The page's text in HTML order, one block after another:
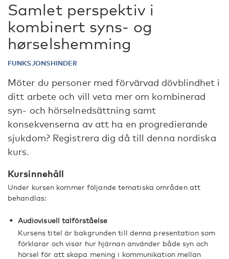
Samlet perspektiv i
kombinert syns- og
hørselshemming
FUNKSJONSHINDER
Möter du personer med förvärvad dövblindhet i
ditt arbete och vill veta mer om kombinerad
syn- och hörselnedsättning samt
konsekvenserna av att ha en progredierande
sjukdom? Registrera dig då till denna nordiska
kurs.
Kursinnehåll
Under kursen kommer följande tematiska områden att
behandlas:
Audiovisuell talförståelse
Kursens titel är bakgrunden till denna presentation som
förklarar och visar hur hjärnan använder både syn och
hörsel för att skapa mening i kommunikation mellan